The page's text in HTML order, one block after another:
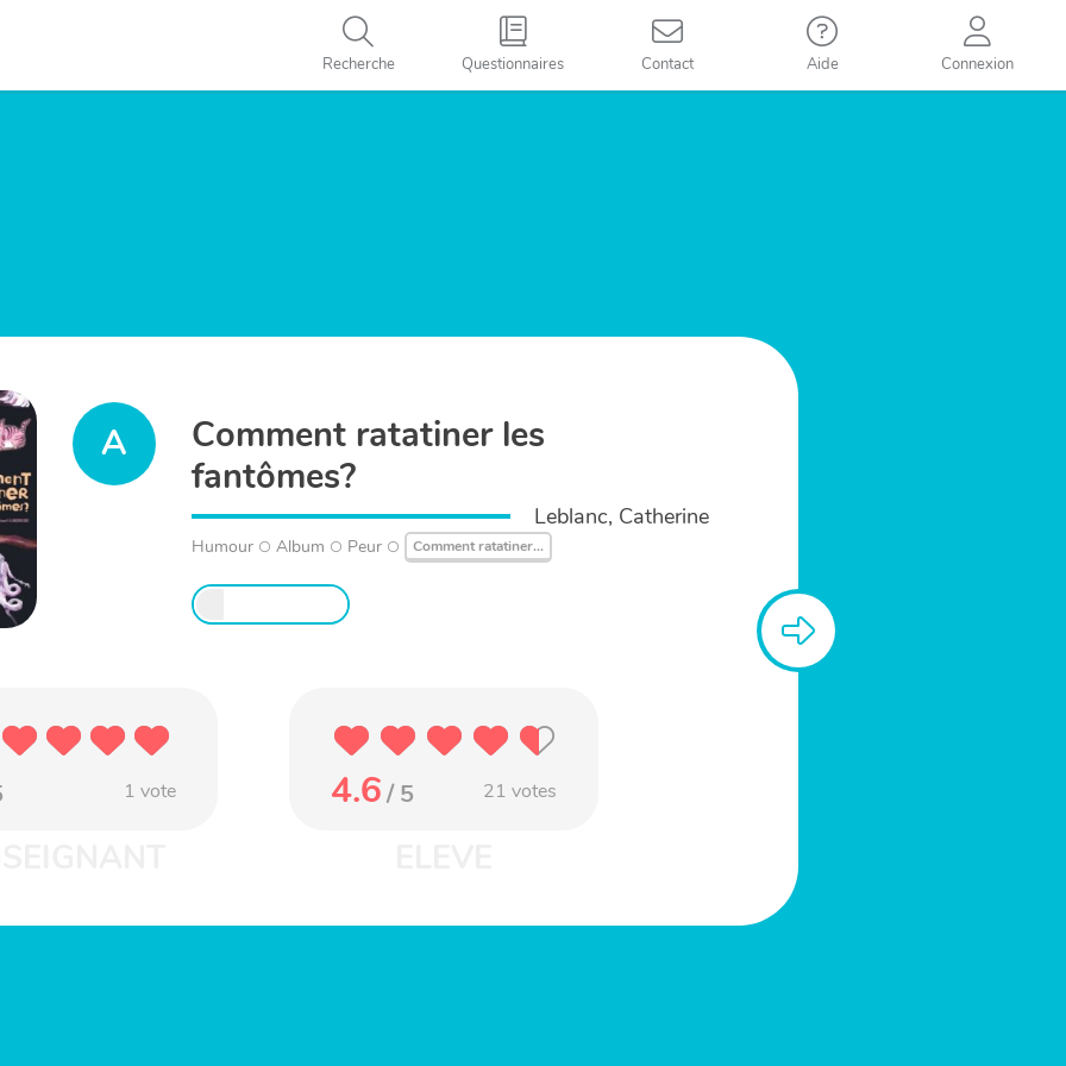
Recherche Questionnaires Contact Aide Connexion
A
Comment ratatiner les
fantômes?
Leblanc, Catherine
Humour Album Peur Comment ratatiner...
1 vote 4.6/ 5 21 votes